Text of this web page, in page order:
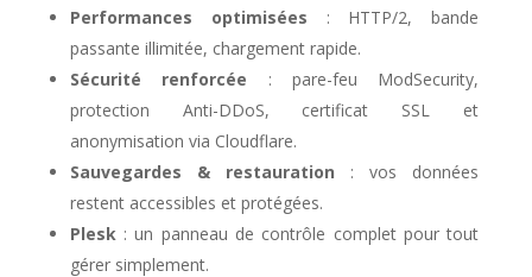
Performances optimisées : HTTP/2, bande
passante illimitée, chargement rapide.
Sécurité renforcée : pare-feu ModSecurity,
protection Anti-DDoS, certificat SSL et
anonymisation via Cloudflare.
Sauvegardes & restauration : vos données
restent accessibles et protégées.
Plesk: un panneau de contrôle complet pour tout
gérer simplement.